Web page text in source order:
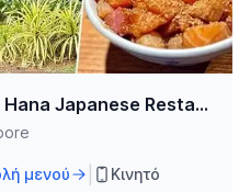
Hana Hana Japanese Restaurant
μενού Κινητό